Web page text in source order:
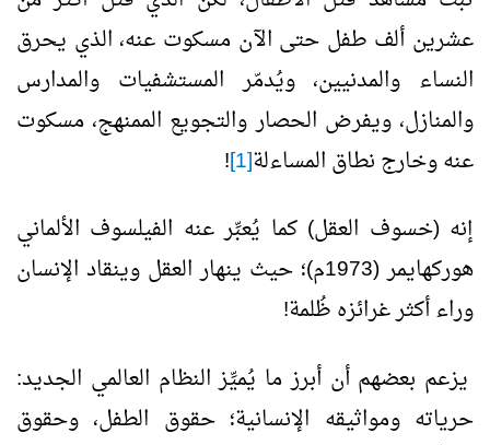
عشرين ألف طفل حتى الآن مسكوت عنه، الذي يحرق
النساء والمدنيين، ويُدمّر المستشفيات والمدارس
والمنازل، ويفرض الحصار والتجويع الممنهج، مسكوت
عنه وخارج نطاق المساءلة[1]
!
إنه (خسوف العقل) كما يُعبِّر عنه الفيلسوف الألماني
هوركهايمر (1973م)؛ حيث ينهار العقل وينقاد الإنسان
وراء أكثر غرائزه ظُلمة!
يزعم بعضهم أن أبرز ما يُميِّز النظام العالمي الجديد:
حرياته ومواثيقه الإنسانية؛ حقوق الطفل، وحقوق